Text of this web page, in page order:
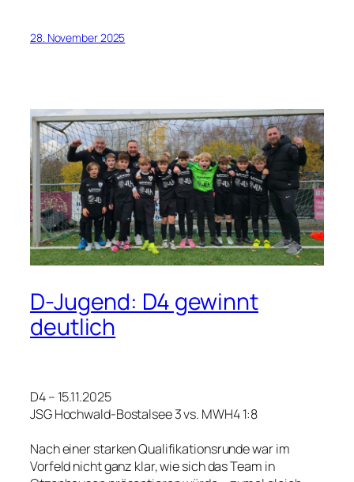
28. November 2025
D-Jugend: D4 gewinnt
deutlich
D4 – 15.11.2025
JSG Hochwald-Bostalsee 3 vs. MWH4 1:8
Nach einer starken Qualifikationsrunde war im
Vorfeld nicht ganz klar, wie sich das Team in